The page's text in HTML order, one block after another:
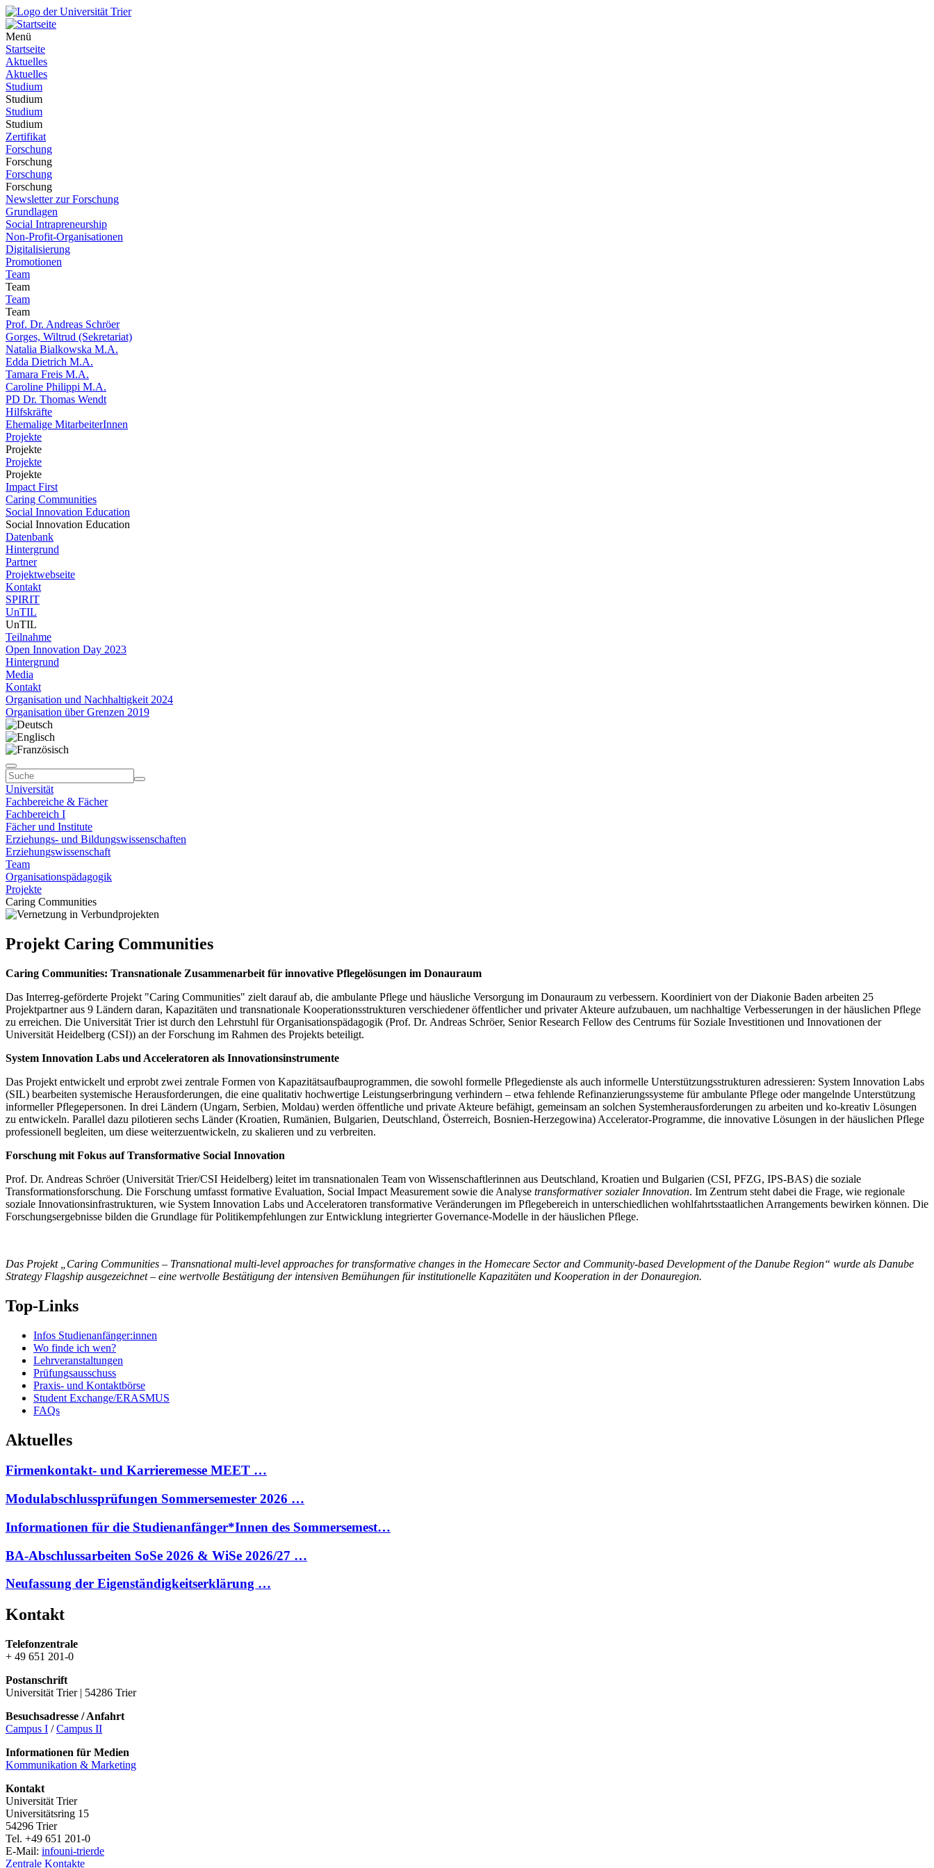
Menü
Startseite
Aktuelles
Aktuelles
Studium
Studium
Studium
Studium
Zertifikat
Forschung
Forschung
Forschung
Forschung
Newsletter zur Forschung
Grundlagen
Social Intrapreneurship
Non-Profit-Organisationen
Digitalisierung
Promotionen
Team
Team
Team
Team
Prof. Dr. Andreas Schröer
Gorges, Wiltrud (Sekretariat)
Natalia Bialkowska M.A.
Edda Dietrich M.A.
Tamara Freis M.A.
Caroline Philippi M.A.
PD Dr. Thomas Wendt
Hilfskräfte
Ehemalige MitarbeiterInnen
Projekte
Projekte
Projekte
Projekte
Impact First
Caring Communities
Social Innovation Education
Social Innovation Education
Datenbank
Hintergrund
Partner
Projektwebseite
Kontakt
SPIRIT
UnTIL
UnTIL
Teilnahme
Open Innovation Day 2023
Hintergrund
Media
Kontakt
Organisation und Nachhaltigkeit 2024
Organisation über Grenzen 2019
Universität
Fachbereiche & Fächer
Fachbereich I
Fächer und Institute
Erziehungs- und Bildungswissenschaften
Erziehungswissenschaft
Team
Organisationspädagogik
Projekte
Caring Communities
Projekt Caring Communities
Caring Communities: Transnationale Zusammenarbeit für innovative Pflegelösungen im Donauraum
Das Interreg-geförderte Projekt "Caring Communities" zielt darauf ab, die ambulante Pflege und häusliche Versorgung im Donauraum zu verbessern. Koordiniert von der Diakonie Baden arbeiten 25
Projektpartner aus 9 Ländern daran, Kapazitäten und transnationale Kooperationsstrukturen verschiedener öffentlicher und privater Akteure aufzubauen, um nachhaltige Verbesserungen in der häuslichen Pflege
zu erreichen. Die Universität Trier ist durch den Lehrstuhl für Organisationspädagogik (Prof. Dr. Andreas Schröer, Senior Research Fellow des Centrums für Soziale Investitionen und Innovationen der
Universität Heidelberg (CSI)) an der Forschung im Rahmen des Projekts beteiligt.
System Innovation Labs und Acceleratoren als Innovationsinstrumente
Das Projekt entwickelt und erprobt zwei zentrale Formen von Kapazitätsaufbauprogrammen, die sowohl formelle Pflegedienste als auch informelle Unterstützungsstrukturen adressieren: System Innovation Labs
(SIL) bearbeiten systemische Herausforderungen, die eine qualitativ hochwertige Leistungserbringung verhindern – etwa fehlende Refinanzierungssysteme für ambulante Pflege oder mangelnde Unterstützung
informeller Pflegepersonen. In drei Ländern (Ungarn, Serbien, Moldau) werden öffentliche und private Akteure befähigt, gemeinsam an solchen Systemherausforderungen zu arbeiten und ko-kreativ Lösungen
zu entwickeln. Parallel dazu pilotieren sechs Länder (Kroatien, Rumänien, Bulgarien, Deutschland, Österreich, Bosnien-Herzegowina) Accelerator-Programme, die innovative Lösungen in der häuslichen Pflege
professionell begleiten, um diese weiterzuentwickeln, zu skalieren und zu verbreiten.
Forschung mit Fokus auf Transformative Social Innovation
Prof. Dr. Andreas Schröer (Universität Trier/CSI Heidelberg) leitet im transnationalen Team von Wissenschaftlerinnen aus Deutschland, Kroatien und Bulgarien (CSI, PFZG, IPS-BAS) die soziale
Transformationsforschung. Die Forschung umfasst formative Evaluation, Social Impact Measurement sowie die Analyse transformativer sozialer Innovation. Im Zentrum steht dabei die Frage, wie regionale
soziale Innovationsinfrastrukturen, wie System Innovation Labs und Acceleratoren transformative Veränderungen im Pflegebereich in unterschiedlichen wohlfahrtsstaatlichen Arrangements bewirken können. Die
Forschungsergebnisse bilden die Grundlage für Politikempfehlungen zur Entwicklung integrierter Governance-Modelle in der häuslichen Pflege.
Das Projekt „Caring Communities – Transnational multi-level approaches for transformative changes in the Homecare Sector and Community-based Development of the Danube Region“ wurde als Danube
Strategy Flagship ausgezeichnet – eine wertvolle Bestätigung der intensiven Bemühungen für institutionelle Kapazitäten und Kooperation in der Donauregion.
Top-Links
Infos Studienanfänger:innen
Wo finde ich wen?
Lehrveranstaltungen
Prüfungsausschuss
Praxis- und Kontaktbörse
Student Exchange/ERASMUS
FAQs
Aktuelles
Firmenkontakt- und Karrieremesse MEET …
Modulabschlussprüfungen Sommersemester 2026 …
Informationen für die Studienanfänger*Innen des Sommersemest…
BA-Abschlussarbeiten SoSe 2026 & WiSe 2026/27 …
Neufassung der Eigenständigkeitserklärung …
Kontakt
Telefonzentrale
+ 49 651 201-0
Postanschrift
Universität Trier | 54286 Trier
Besuchsadresse / Anfahrt
Campus I /Campus II
Informationen für Medien
Kommunikation & Marketing
Kontakt
Universität Trier
Universitätsring 15
54296 Trier
Tel. +49 651 201-0
E-Mail: infouni-trierde
Zentrale Kontakte